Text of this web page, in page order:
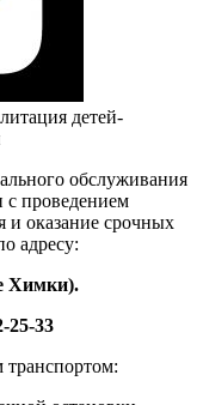
детей-
обслуживания
с проведением
и оказание срочных
адресу:
Химки).
25-33